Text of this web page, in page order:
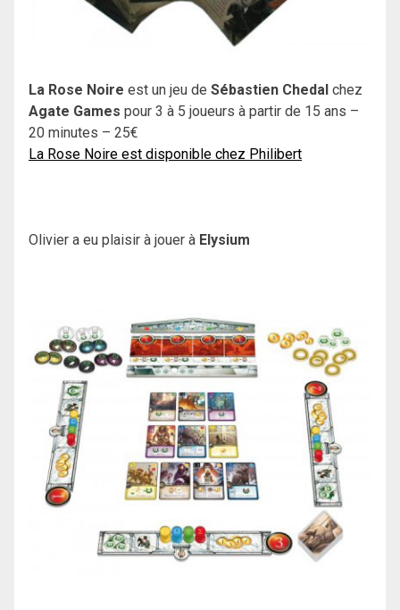
La Rose Noire est un jeu de Sébastien Chedal chez
Agate Games pour 3 à 5 joueurs à partir de 15 ans –
20 minutes – 25€
La Rose Noire est disponible chez Philibert
Olivier a eu plaisir à jouer à Elysium